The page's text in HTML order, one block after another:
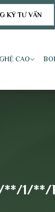
KÝ TƯ VẤN
CAO
1/